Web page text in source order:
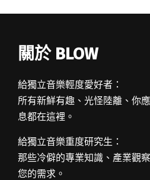
關於 BLOW
給獨立音樂輕度愛好者：
所有新鮮有趣、光怪陸離、你
息都在這裡。
給獨立音樂重度研究生：
那些冷僻的專業知識、產業觀
您的需求。